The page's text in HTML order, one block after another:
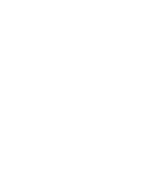
2. Staffel.